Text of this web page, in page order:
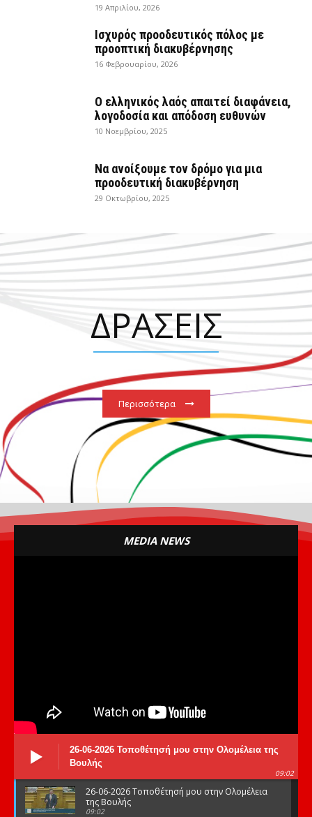
19 Απριλίου, 2026
Ισχυρός προοδευτικός πόλος με
προοπτική διακυβέρνησης
16 Φεβρουαρίου, 2026
Ο ελληνικός λαός απαιτεί διαφάνεια,
λογοδοσία και απόδοση ευθυνών
10 Νοεμβρίου, 2025
Να ανοίξουμε τον δρόμο για μια
προοδευτική διακυβέρνηση
29 Οκτωβρίου, 2025
ΔΡΑΣΕΙΣ
Περισσότερα
MEDIA NEWS
26-06-2026 Τοποθέτησή μου στην Ολομέλεια της
Βουλής
09:02
26-06-2026 Τοποθέτησή μου στην Ολομέλεια
της Βουλής
09:02